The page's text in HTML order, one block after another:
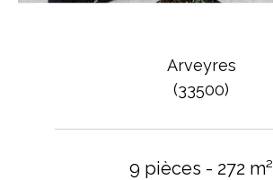
Arveyres
(33500)
9 pièces - 272 m²